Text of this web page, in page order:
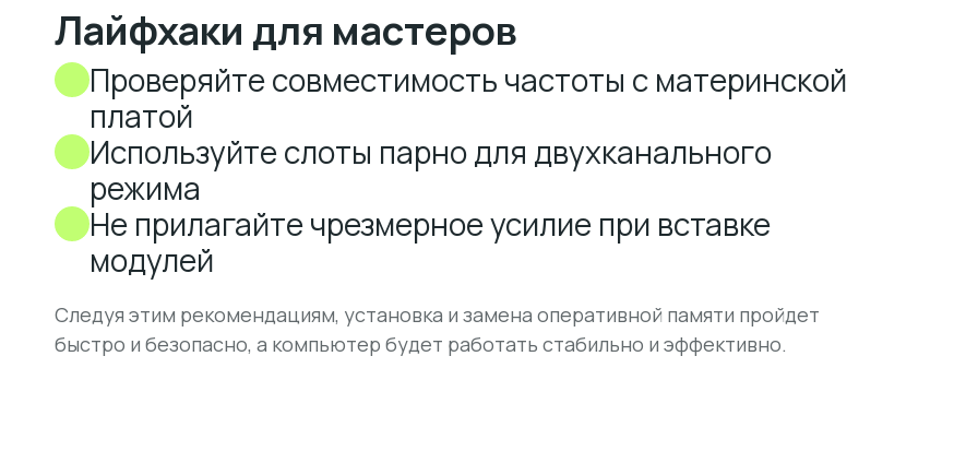
Лайфхаки для мастеров
Проверяйте совместимость частоты с материнской
платой
Используйте слоты парно для двухканального
режима
Не прилагайте чрезмерное усилие при вставке
модулей
Следуя этим рекомендациям, установка и замена оперативной памяти пройдет
быстро и безопасно, а компьютер будет работать стабильно и эффективно.